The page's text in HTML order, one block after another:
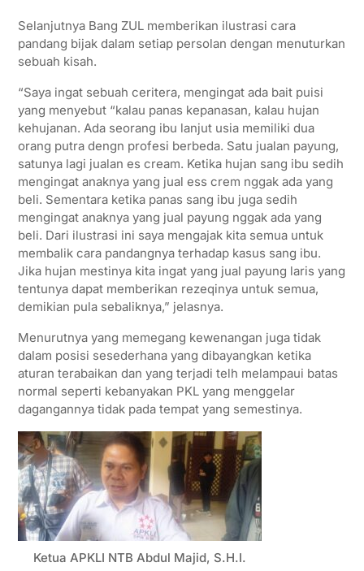
Selanjutnya Bang ZUL memberikan ilustrasi cara
pandang bijak dalam setiap persolan dengan menuturkan
sebuah kisah.
“Saya ingat sebuah ceritera, mengingat ada bait puisi
yang menyebut “kalau panas kepanasan, kalau hujan
kehujanan. Ada seorang ibu lanjut usia memiliki dua
orang putra dengn profesi berbeda. Satu jualan payung,
satunya lagi jualan es cream. Ketika hujan sang ibu sedih
mengingat anaknya yang jual ess crem nggak ada yang
beli. Sementara ketika panas sang ibu juga sedih
mengingat anaknya yang jual payung nggak ada yang
beli. Dari ilustrasi ini saya mengajak kita semua untuk
membalik cara pandangnya terhadap kasus sang ibu.
Jika hujan mestinya kita ingat yang jual payung laris yang
tentunya dapat memberikan rezeqinya untuk semua,
demikian pula sebaliknya,” jelasnya.
Menurutnya yang memegang kewenangan juga tidak
dalam posisi sesederhana yang dibayangkan ketika
aturan terabaikan dan yang terjadi telh melampaui batas
normal seperti kebanyakan PKL yang menggelar
dagangannya tidak pada tempat yang semestinya.
Ketua APKLI NTB Abdul Majid, S.H.I.